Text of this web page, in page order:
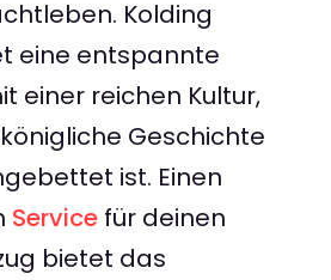
Kolding
eine entspannte
einer reichen Kultur,
Geschichte
ist. Einen
Service für deinen
bietet das